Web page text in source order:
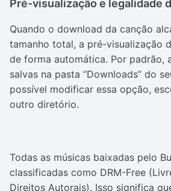
Pré-visualização e legalidade
Quando o download da canção
tamanho total, a pré-visualização
de forma automática. Por padrão,
salvas na pasta “Downloads” do
possível modificar essa opção,
outro diretório.
Todas as músicas baixadas pelo
classificadas como DRM-Free
Direitos Autorais). Isso significa